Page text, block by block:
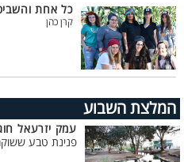
כל אחת
קרן כהן
המלצת השבוע
עמק יזרעאל
פנינת טבע